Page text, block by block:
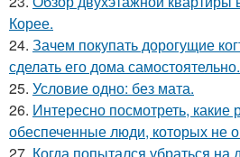
Корее.
24. Зачем покупать дорогущие
сделать его дома самостоятельно.
25. Условие одно: без мата.
26. Интересно посмотреть,
обеспеченные люди, которых не